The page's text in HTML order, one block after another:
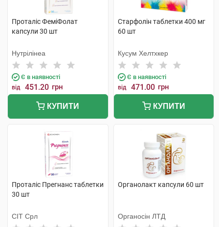
Проталіс ФеміФолат
капсули 30 шт
Нутрілінеа
Є в наявності
від 451.20 грн
КУПИТИ
Старфолін таблетки 400 мг
60 шт
Кусум Хелтхкер
Є в наявності
від 471.00 грн
КУПИТИ
Проталіс Прегнанс таблетки
30 шт
СІТ Срл
Органолакт капсули 60 шт
Органосін ЛТД